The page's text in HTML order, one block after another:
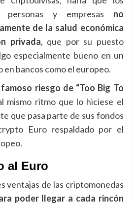
y empresas no
de la salud económica
privada, que por su puesto
especialmente bueno en un
en bancos como el europeo.
riesgo de “Too Big To
mismo ritmo que lo hiciese el
que pasa parte de sus fondos
Euro respaldado por el
al Euro
ventajas de las criptomonedas
poder llegar a cada rincón